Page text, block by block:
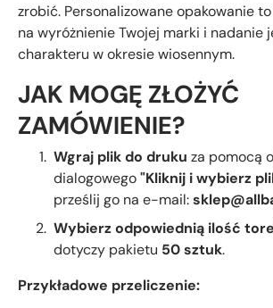
zrobić. Personalizowane opakowanie
na wyróżnienie Twojej marki i nadanie
charakteru w okresie wiosennym.
JAK MOGĘ ZŁOŻYĆ
ZAMÓWIENIE?
Wgraj plik do druku za pomocą
dialogowego"Kliknij i wybierz
prześlij go na e-mail:
Wybierz odpowiednią ilość
dotyczy pakietu 50 sztuk.
Przykładowe przeliczenie: